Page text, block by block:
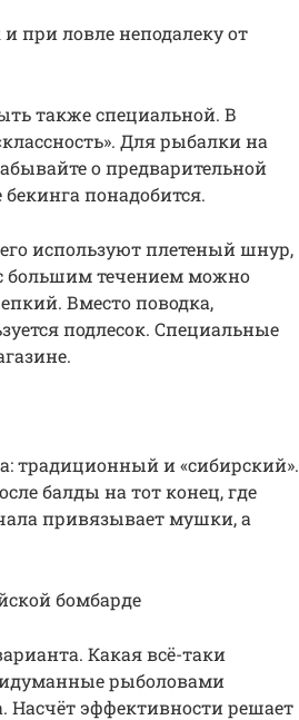
при ловле неподалеку от
также специальной. В
Для рыбалки на
о предварительной
понадобится.
используют плетеный шнур,
с большим течением можно
Вместо поводка,
подлесок. Специальные
традиционный и «сибирский».
балды на тот конец, где
привязывает мушки, а
бомбарде
Какая всё-таки
рыболовами
Насчёт эффективности решает